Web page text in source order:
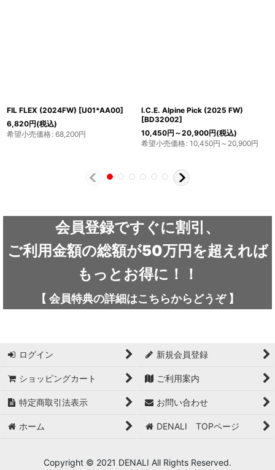
FIL FLEX (2024FW) [U01*AA00]
6,820円(税込)
希望小売価格: 68,200円
I.C.E. Alpine Pick (2025 FW)
[BD32002]
10,450円 ～20,900円(税込)
希望小売価格: 10,450円 ～20,900円
会員登録ですぐに割引、
ご利用金額の総額が50万円を超えれば
もっとお得に！！
【 会員特典の詳細はこちらから どうぞ】
ログイン 新規会員登録
ショッピングカート ご利用案内
特定商取引法表示 お問い合わせ
ホーム DENALI TOPページ
Copyright © 2021 DENALI All Rights Reserved.